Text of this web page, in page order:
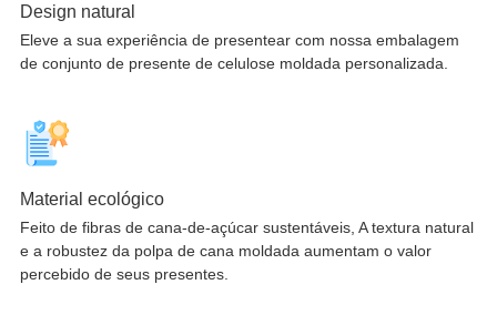
Design natural
Eleve a sua experiência de presentear com nossa embalagem
de conjunto de presente de celulose moldada personalizada.
Material ecológico
Feito de fibras de cana-de-açúcar sustentáveis, A textura natural
e a robustez da polpa de cana moldada aumentam o valor
percebido de seus presentes.